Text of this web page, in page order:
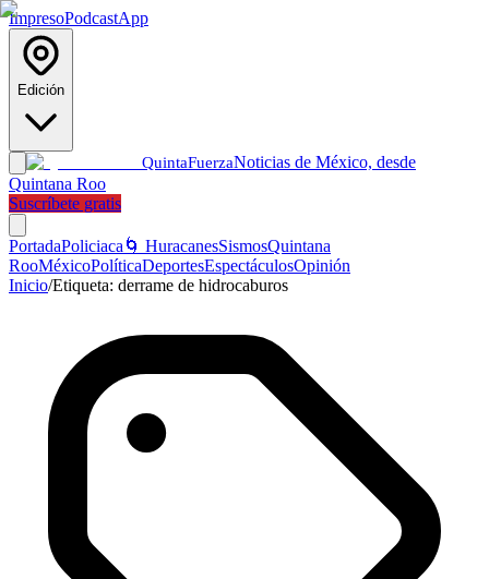
ImpresoPodcastApp
Edición
QuintaFuerzaNoticias de México, desde
Quintana Roo
Suscríbete gratis
PortadaPoliciaca 🌀 HuracanesSismosQuintana
RooMéxicoPolíticaDeportesEspectáculosOpinión
Inicio/Etiqueta: derrame de hidrocaburos